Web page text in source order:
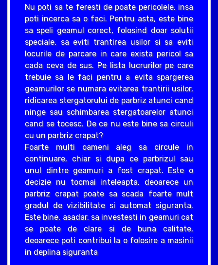
Nu poti sa te feresti de poate pericolele, insa
poti incerca sa o faci. Pentru asta, este bine
sa speli geamul corect, folosind doar solutii
speciale, sa eviti trantirea usilor si sa eviti
locurile de parcare in care exista pericol sa
cada ceva de sus. Pe lista lucrurilor pe care
trebuie sa le faci pentru a evita spargerea
geamurilor se numara evitarea trantirii usilor,
ridicarea stergatorului de parbriz atunci cand
ninge sau schimbarea stergatoarelor atunci
cand se tocesc. De ce nu este bine sa circuli
cu un parbriz crapat?
Foarte multi oameni aleg sa circule in
continuare, chiar si dupa ce parbrizul sau
unul dintre geamuri a fost crapat. Este o
decizie nu tocmai inteleapta, deoarece un
parbriz crapat poate sa scada foarte mult
gradul de vizibilitate si automat siguranta.
Este bine, asadar, sa investesti in geamuri cat
se poate de clare si de buna calitate,
deoarece poti contribui la o folosire a masinii
in deplina siguranta